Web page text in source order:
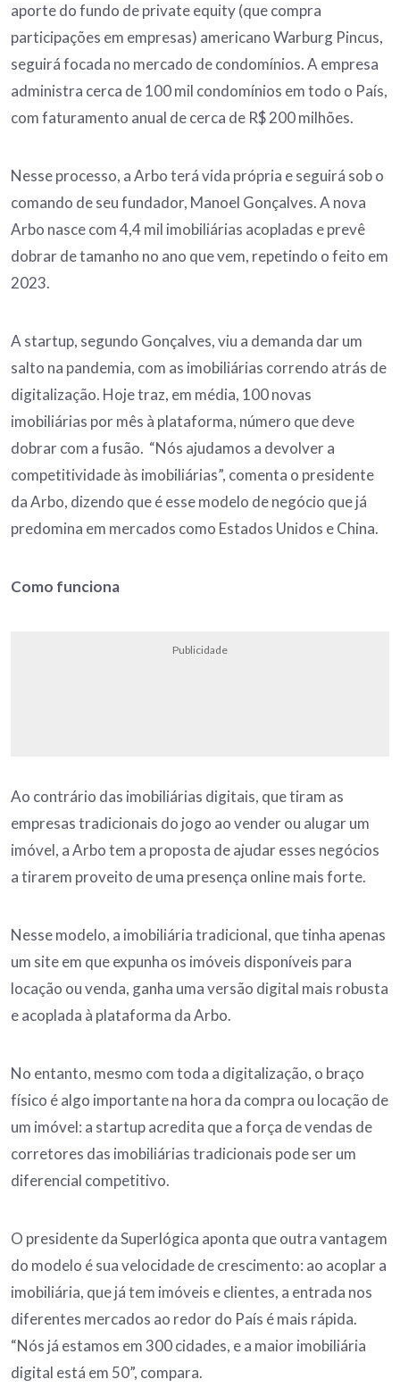
aporte do fundo de private equity (que compra
participações em empresas) americano Warburg Pincus,
seguirá focada no mercado de condomínios. A empresa
administra cerca de 100 mil condomínios em todo o País,
com faturamento anual de cerca de R$ 200 milhões.
Nesse processo, a Arbo terá vida própria e seguirá sob o
comando de seu fundador, Manoel Gonçalves. A nova
Arbo nasce com 4,4 mil imobiliárias acopladas e prevê
dobrar de tamanho no ano que vem, repetindo o feito em
2023.
A startup, segundo Gonçalves, viu a demanda dar um
salto na pandemia, com as imobiliárias correndo atrás de
digitalização. Hoje traz, em média, 100 novas
imobiliárias por mês à plataforma, número que deve
dobrar com a fusão. “Nós ajudamos a devolver a
competitividade às imobiliárias”, comenta o presidente
da Arbo, dizendo que é esse modelo de negócio que já
predomina em mercados como Estados Unidos e China.
Como funciona
Publicidade
Ao contrário das imobiliárias digitais, que tiram as
empresas tradicionais do jogo ao vender ou alugar um
imóvel, a Arbo tem a proposta de ajudar esses negócios
a tirarem proveito de uma presença online mais forte.
Nesse modelo, a imobiliária tradicional, que tinha apenas
um site em que expunha os imóveis disponíveis para
locação ou venda, ganha uma versão digital mais robusta
e acoplada à plataforma da Arbo.
No entanto, mesmo com toda a digitalização, o braço
físico é algo importante na hora da compra ou locação de
um imóvel: a startup acredita que a força de vendas de
corretores das imobiliárias tradicionais pode ser um
diferencial competitivo.
O presidente da Superlógica aponta que outra vantagem
do modelo é sua velocidade de crescimento: ao acoplar a
imobiliária, que já tem imóveis e clientes, a entrada nos
diferentes mercados ao redor do País é mais rápida.
“Nós já estamos em 300 cidades, e a maior imobiliária
digital está em 50”, compara.